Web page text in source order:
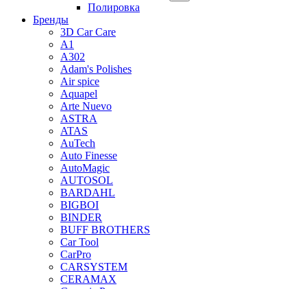
Полировка
Бренды
3D Car Care
A1
A302
Adam's Polishes
Air spice
Aquapel
Arte Nuevo
ASTRA
ATAS
AuTech
Auto Finesse
AutoMagic
AUTOSOL
BARDAHL
BIGBOI
BINDER
BUFF BROTHERS
Car Tool
CarPro
CARSYSTEM
CERAMAX